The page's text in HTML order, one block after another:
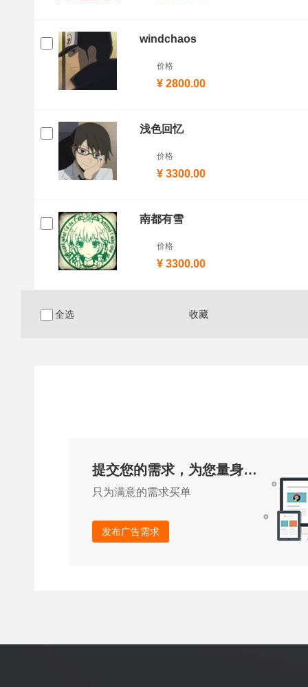
windchaos
价格
¥ 2800.00
浅色回忆
价格
¥ 3300.00
南都有雪
价格
¥ 3300.00
全选 收藏
提交您的需求，为您量身定制
只为满意的需求买单
发布广告需求